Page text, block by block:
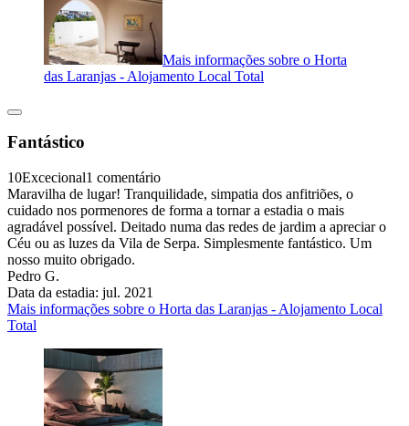
Mais informações sobre o Horta
das Laranjas - Alojamento Local Total
Fantástico
10Excecional1 comentário
Maravilha de lugar! Tranquilidade, simpatia dos anfitriões, o
cuidado nos pormenores de forma a tornar a estadia o mais
agradável possível. Deitado numa das redes de jardim a apreciar o
Céu ou as luzes da Vila de Serpa. Simplesmente fantástico. Um
nosso muito obrigado.
Pedro G.
Data da estadia: jul. 2021
Mais informações sobre o Horta das Laranjas - Alojamento Local
Total